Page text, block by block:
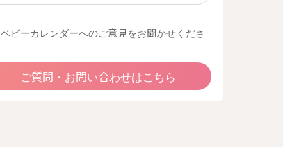
ベビーカレンダーへのご意見をお聞かせくださ
ご質問・お問い合わせはこちら